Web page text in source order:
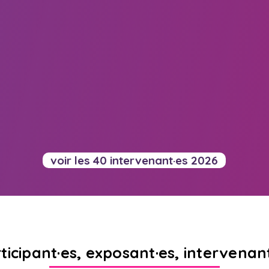
voir les 40 intervenant·es 2026
exposant·es,